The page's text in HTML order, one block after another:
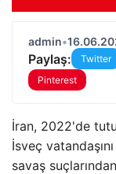
admin•
Paylaş: Twitter
Pinterest
İran, 2022'de
İsveç
savaş